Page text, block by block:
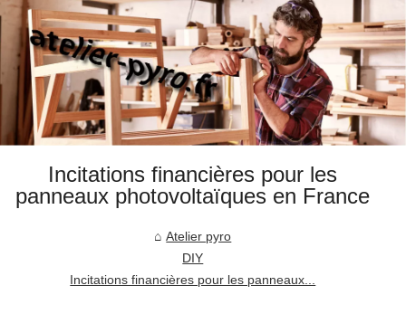
Incitations financières pour les
panneaux photovoltaïques en France
Atelier pyro
DIY
Incitations financières pour les panneaux...